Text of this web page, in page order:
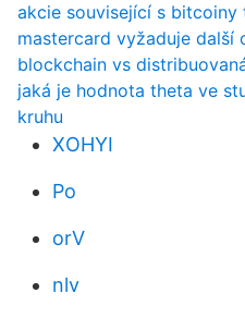
akcie související s bitcoiny
mastercard vyžaduje další
blockchain vs
jaká je hodnota theta ve
kruhu
XOHYI
Po
orV
nlv